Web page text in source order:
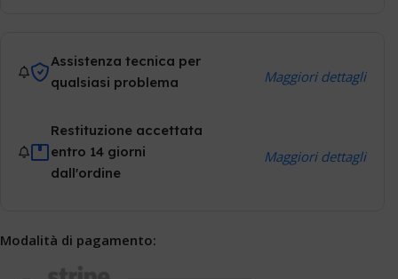
Assistenza tecnica per
qualsiasi problema
Maggiori dettagli
Restituzione accettata
entro 14 giorni
dall'ordine
Maggiori dettagli
Modalità di pagamento: